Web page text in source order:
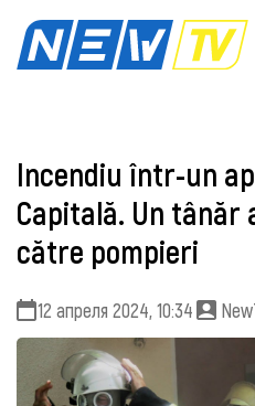
Incendiu într-un
Capitală. Un tânăr
către pompieri
12 апреля 2024, 10:34